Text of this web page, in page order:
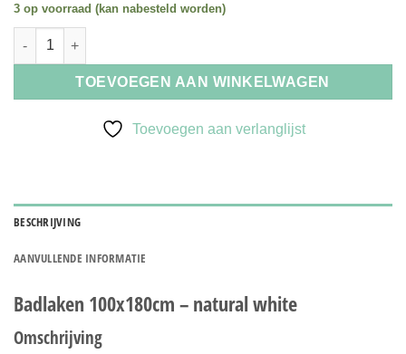
3 op voorraad (kan nabesteld worden)
Bo Weevil Badlaken 100x180cm - natural white aantal
TOEVOEGEN AAN WINKELWAGEN
Toevoegen aan verlanglijst
BESCHRIJVING
AANVULLENDE INFORMATIE
Badlaken 100x180cm – natural white
Omschrijving